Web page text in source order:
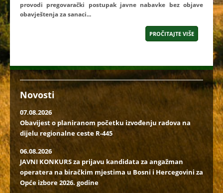
provodi pregovarački postupak javne nabavke bez objave
obavještenja za sanaci...
PROČITAJTE VIŠE
Novosti
07.08.2026
Obavijest o planiranom početku izvođenju radova na
dijelu regionalne ceste R-445
06.08.2026
JAVNI KONKURS za prijavu kandidata za angažman
operatera na biračkim mjestima u Bosni i Hercegovini za
Opće izbore 2026. godine